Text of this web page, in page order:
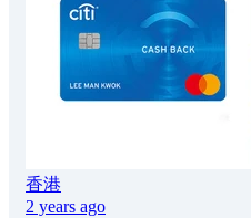
香港
2 years ago